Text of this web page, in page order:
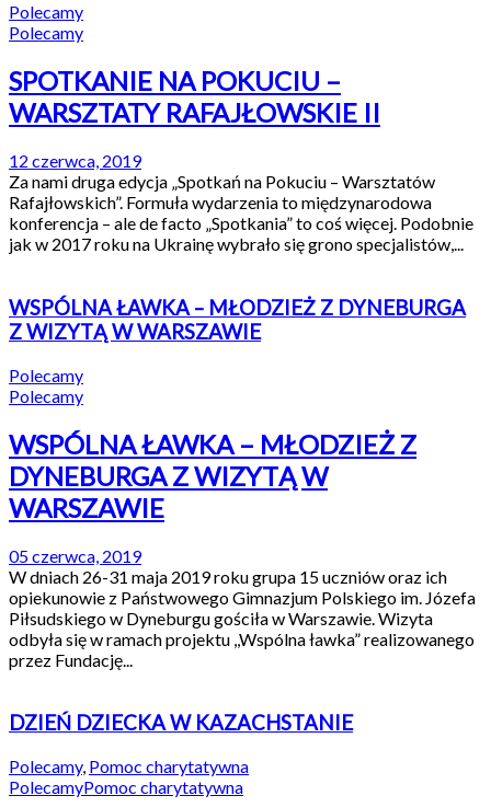
Polecamy
Polecamy
SPOTKANIE NA POKUCIU –
WARSZTATY RAFAJŁOWSKIE II
12 czerwca, 2019
Za nami druga edycja „Spotkań na Pokuciu – Warsztatów
Rafajłowskich”. Formuła wydarzenia to międzynarodowa
konferencja – ale de facto „Spotkania” to coś więcej. Podobnie
jak w 2017 roku na Ukrainę wybrało się grono specjalistów,...
WSPÓLNA ŁAWKA – MŁODZIEŻ Z DYNEBURGA
Z WIZYTĄ W WARSZAWIE
Polecamy
Polecamy
WSPÓLNA ŁAWKA – MŁODZIEŻ Z
DYNEBURGA Z WIZYTĄ W
WARSZAWIE
05 czerwca, 2019
W dniach 26-31 maja 2019 roku grupa 15 uczniów oraz ich
opiekunowie z Państwowego Gimnazjum Polskiego im. Józefa
Piłsudskiego w Dyneburgu gościła w Warszawie. Wizyta
odbyła się w ramach projektu ,,Wspólna ławka” realizowanego
przez Fundację...
DZIEŃ DZIECKA W KAZACHSTANIE
Polecamy, Pomoc charytatywna
PolecamyPomoc charytatywna